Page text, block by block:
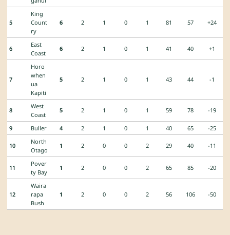
5
King
Count
ry
6 2 1 0 1 81 57 +24
6
East
Coast
6 2 1 0 1 41 40 +1
7
Horo
when
ua
Kapiti
5 2 1 0 1 43 44 -1
8
West
Coast
5 2 1 0 1 59 78 -19
9 Buller 4 2 1 0 1 40 65 -25
10
North
Otago
1 2 0 0 2 29 40 -11
11
Pover
ty Bay
1 2 0 0 2 65 85 -20
12
Waira
rapa
Bush
1 2 0 0 2 56 106 -50